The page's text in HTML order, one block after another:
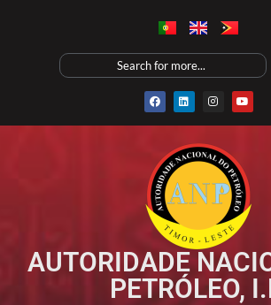
AUTORIDADE
PETRÓLEO,